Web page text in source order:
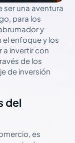
ser una aventura
para los
y
enfoque y los
invertir con
de los
de inversión
del
es